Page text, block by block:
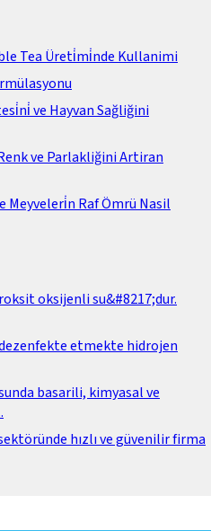
Tea Üreti̇mi̇nde Kullanimi
ve Hayvan Sağliğini
ve Parlakliğini Artiran
Meyveleri̇n Raf Ömrü Nasil
oksijenli su&#8217;dur.
dezenfekte etmekte hidrojen
basarili, kimyasal ve
hızlı ve güvenilir firma